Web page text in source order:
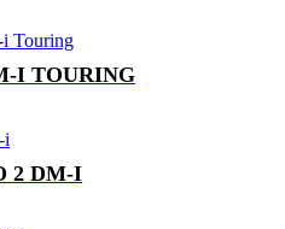
I TOURING
2 DM-I